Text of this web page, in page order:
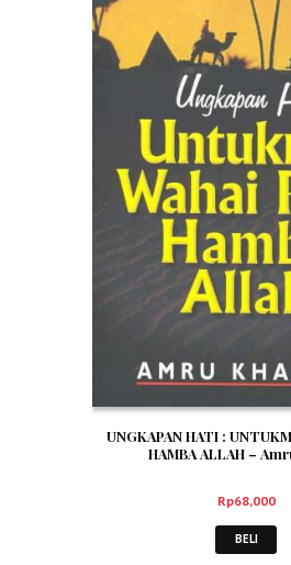
UNGKAPAN HATI :
HAMBA ALLAH –
Rp68,000
BELI